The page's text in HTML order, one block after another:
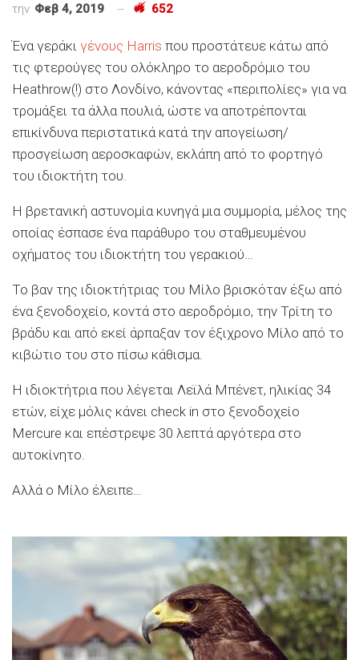
την Φεβ 4, 2019 652
Ένα γεράκι γένους Harris που προστάτευε κάτω από
τις φτερούγες του ολόκληρο το αεροδρόμιο του
Heathrow(!) στο Λονδίνο, κάνοντας «περιπολίες» για να
τρομάξει τα άλλα πουλιά, ώστε να αποτρέπονται
επικίνδυνα περιστατικά κατά την απογείωση/
προσγείωση αεροσκαφών, εκλάπη από το φορτηγό
του ιδιοκτήτη του.
Η βρετανική αστυνομία κυνηγά μια συμμορία, μέλος της
οποίας έσπασε ένα παράθυρο του σταθμευμένου
οχήματος του ιδιοκτήτη του γερακιού…
Το βαν της ιδιοκτήτριας του Μίλο βρισκόταν έξω από
ένα ξενοδοχείο, κοντά στο αεροδρόμιο, την Τρίτη το
βράδυ και από εκεί άρπαξαν τον έξιχρονο Μίλο από το
κιβώτιο του στο πίσω κάθισμα.
Η ιδιοκτήτρια που λέγεται Λεϊλά Μπένετ, ηλικίας 34
ετών, είχε μόλις κάνει check in στο ξενοδοχείο
Mercure και επέστρεψε 30 λεπτά αργότερα στο
αυτοκίνητο.
Αλλά ο Μίλο έλειπε…